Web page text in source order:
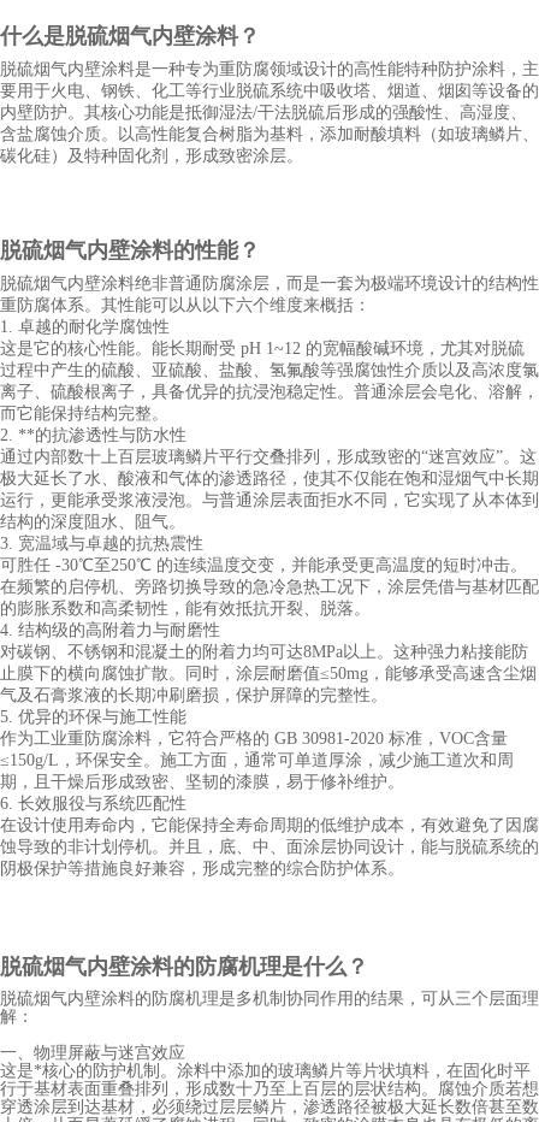
什么是脱硫烟气内壁涂料？
脱硫烟气内壁涂料是一种专为重防腐领域设计的高性能特种防护涂料，主
要用于火电、钢铁、化工等行业脱硫系统中吸收塔、烟道、烟囱等设备的
内壁防护。其核心功能是抵御湿法/干法脱硫后形成的强酸性、高湿度、
含盐腐蚀介质。以高性能复合树脂为基料，添加耐酸填料（如玻璃鳞片、
碳化硅）及特种固化剂，形成致密涂层。
脱硫烟气内壁涂料的性能？
脱硫烟气内壁涂料绝非普通防腐涂层，而是一套为极端环境设计的结构性
重防腐体系。其性能可以从以下六个维度来概括：
1. 卓越的耐化学腐蚀性
这是它的核心性能。能长期耐受 pH 1~12 的宽幅酸碱环境，尤其对脱硫
过程中产生的硫酸、亚硫酸、盐酸、氢氟酸等强腐蚀性介质以及高浓度氯
离子、硫酸根离子，具备优异的抗浸泡稳定性。普通涂层会皂化、溶解，
而它能保持结构完整。
2. **的抗渗透性与防水性
通过内部数十上百层玻璃鳞片平行交叠排列，形成致密的“迷宫效应”。这
极大延长了水、酸液和气体的渗透路径，使其不仅能在饱和湿烟气中长期
运行，更能承受浆液浸泡。与普通涂层表面拒水不同，它实现了从本体到
结构的深度阻水、阻气。
3. 宽温域与卓越的抗热震性
可胜任 -30℃至250℃ 的连续温度交变，并能承受更高温度的短时冲击。
在频繁的启停机、旁路切换导致的急冷急热工况下，涂层凭借与基材匹配
的膨胀系数和高柔韧性，能有效抵抗开裂、脱落。
4. 结构级的高附着力与耐磨性
对碳钢、不锈钢和混凝土的附着力均可达8MPa以上。这种强力粘接能防
止膜下的横向腐蚀扩散。同时，涂层耐磨值≤50mg，能够承受高速含尘烟
气及石膏浆液的长期冲刷磨损，保护屏障的完整性。
5. 优异的环保与施工性能
作为工业重防腐涂料，它符合严格的 GB 30981-2020 标准，VOC含量
≤150g/L，环保安全。施工方面，通常可单道厚涂，减少施工道次和周
期，且干燥后形成致密、坚韧的漆膜，易于修补维护。
6. 长效服役与系统匹配性
在设计使用寿命内，它能保持全寿命周期的低维护成本，有效避免了因腐
蚀导致的非计划停机。并且，底、中、面涂层协同设计，能与脱硫系统的
阴极保护等措施良好兼容，形成完整的综合防护体系。
脱硫烟气内壁涂料的防腐机理是什么？
脱硫烟气内壁涂料的防腐机理是多机制协同作用的结果，可从三个层面理
解：
一、物理屏蔽与迷宫效应
这是*核心的防护机制。涂料中添加的玻璃鳞片等片状填料，在固化时平
行于基材表面重叠排列，形成数十乃至上百层的层状结构。腐蚀介质若想
穿透涂层到达基材，必须绕过层层鳞片，渗透路径被极大延长数倍甚至数